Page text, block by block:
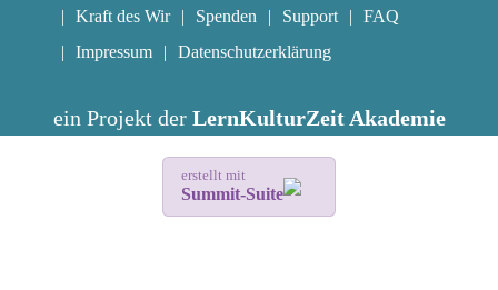
Kraft des Wir
Spenden Support
FAQ
Impressum
Datenschutzerklärung
ein Projekt der LernKulturZeit Akademie
erstellt mit
Summit-Suite